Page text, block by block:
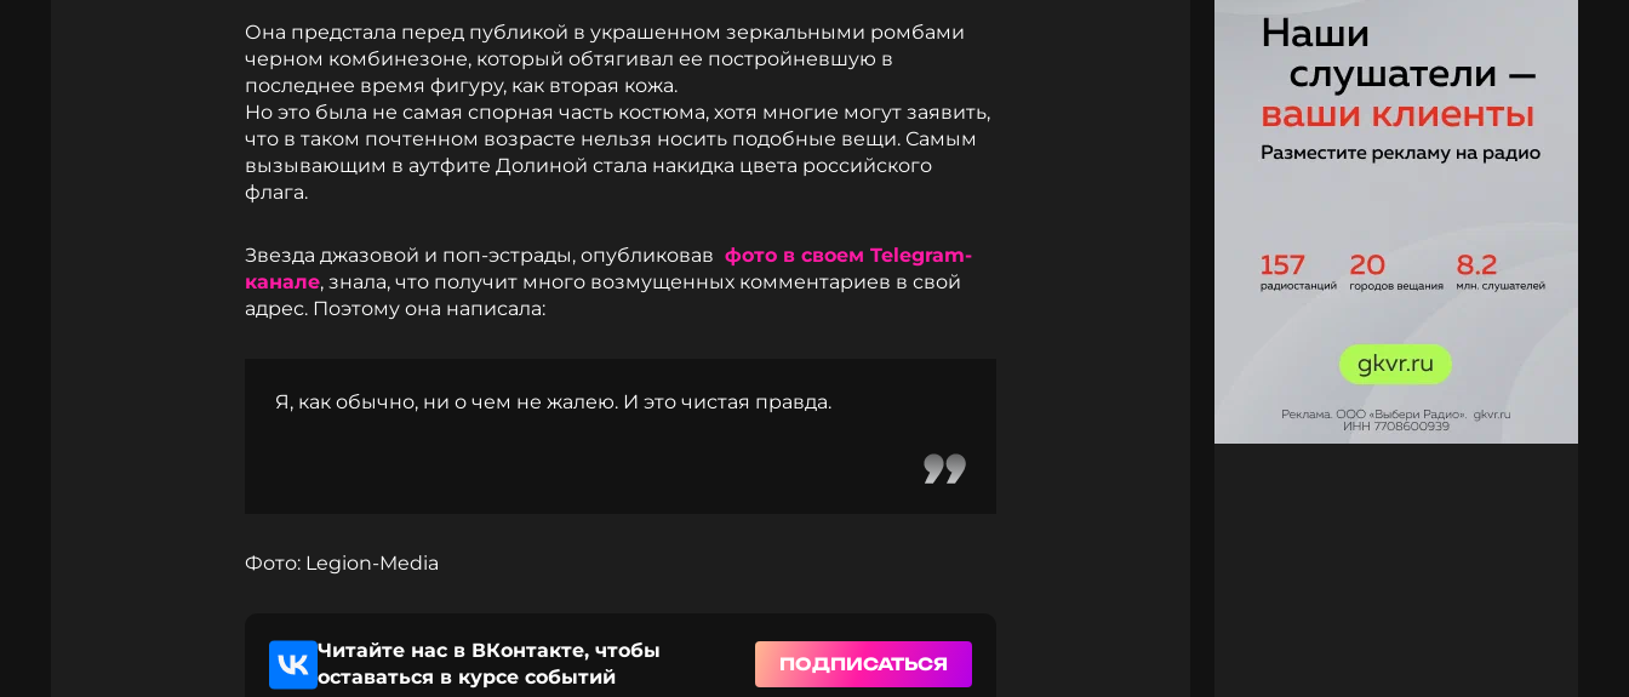
Она предстала перед публикой в украшенном зеркальными ромбами
черном комбинезоне, который обтягивал ее постройневшую в
последнее время фигуру, как вторая кожа.
Но это была не самая спорная часть костюма, хотя многие могут заявить,
что в таком почтенном возрасте нельзя носить подобные вещи. Самым
вызывающим в аутфите Долиной стала накидка цвета российского
флага.
Звезда джазовой и поп-эстрады, опубликовав фото в своем Telegram-
канале, знала, что получит много возмущенных комментариев в свой
адрес. Поэтому она написала:
Я, как обычно, ни о чем не жалею. И это чистая правда.
Фото: Legion-Media
Читайте нас в ВКонтакте, чтобы
оставаться в курсе событий
ПОДПИСАТЬСЯ